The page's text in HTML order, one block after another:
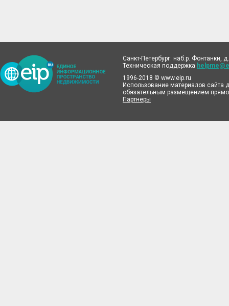
Санкт-Петербург: наб.р. Фонтанки,
Техническая поддержка
1996-2018 © www.eip.ru
Использование материалов сайта
обязательным размещением
Партнеры